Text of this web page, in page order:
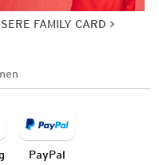
FAMILY CARD
PayPal